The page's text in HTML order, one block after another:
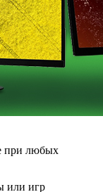
при любых
или игр